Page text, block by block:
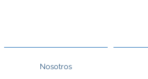
Nosotros